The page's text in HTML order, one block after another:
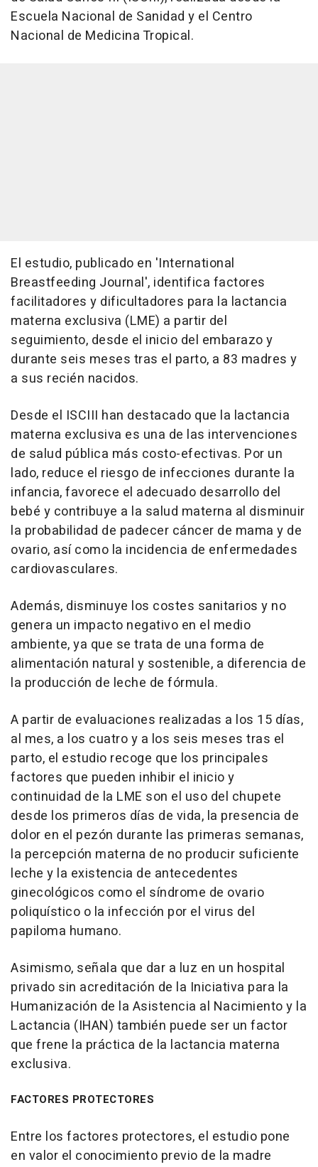
Escuela Nacional de Sanidad y el Centro
Nacional de Medicina Tropical.
El estudio, publicado en 'International
Breastfeeding Journal', identifica factores
facilitadores y dificultadores para la lactancia
materna exclusiva (LME) a partir del
seguimiento, desde el inicio del embarazo y
durante seis meses tras el parto, a 83 madres y
a sus recién nacidos.
Desde el ISCIII han destacado que la lactancia
materna exclusiva es una de las intervenciones
de salud pública más costo-efectivas. Por un
lado, reduce el riesgo de infecciones durante la
infancia, favorece el adecuado desarrollo del
bebé y contribuye a la salud materna al disminuir
la probabilidad de padecer cáncer de mama y de
ovario, así como la incidencia de enfermedades
cardiovasculares.
Además, disminuye los costes sanitarios y no
genera un impacto negativo en el medio
ambiente, ya que se trata de una forma de
alimentación natural y sostenible, a diferencia de
la producción de leche de fórmula.
A partir de evaluaciones realizadas a los 15 días,
al mes, a los cuatro y a los seis meses tras el
parto, el estudio recoge que los principales
factores que pueden inhibir el inicio y
continuidad de la LME son el uso del chupete
desde los primeros días de vida, la presencia de
dolor en el pezón durante las primeras semanas,
la percepción materna de no producir suficiente
leche y la existencia de antecedentes
ginecológicos como el síndrome de ovario
poliquístico o la infección por el virus del
papiloma humano.
Asimismo, señala que dar a luz en un hospital
privado sin acreditación de la Iniciativa para la
Humanización de la Asistencia al Nacimiento y la
Lactancia (IHAN) también puede ser un factor
que frene la práctica de la lactancia materna
exclusiva.
FACTORES PROTECTORES
Entre los factores protectores, el estudio pone
en valor el conocimiento previo de la madre